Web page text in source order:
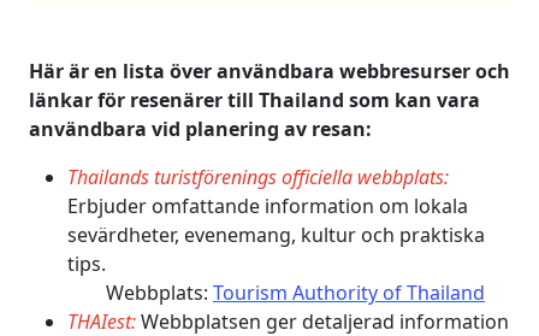
Här är en lista över användbara webbresurser och
länkar för resenärer till Thailand som kan vara
användbara vid planering av resan:
Thailands turistförenings officiella webbplats:
Erbjuder omfattande information om lokala
sevärdheter, evenemang, kultur och praktiska
tips.
Webbplats: Tourism Authority of Thailand​
THAIest:Webbplatsen ger detaljerad information